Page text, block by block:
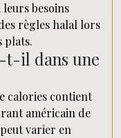
besoins
règles halal lors
plats.
t-il dans une
calories contient
américain de
varier en